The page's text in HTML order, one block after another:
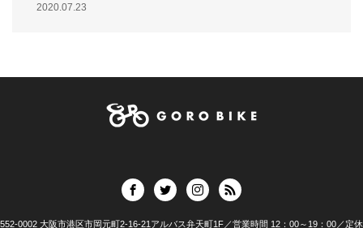
2020.07.23
552-0002 大阪市港区市岡元町2-16-21アルバス弁天町1F／営業時間 12：00～19：00／定休